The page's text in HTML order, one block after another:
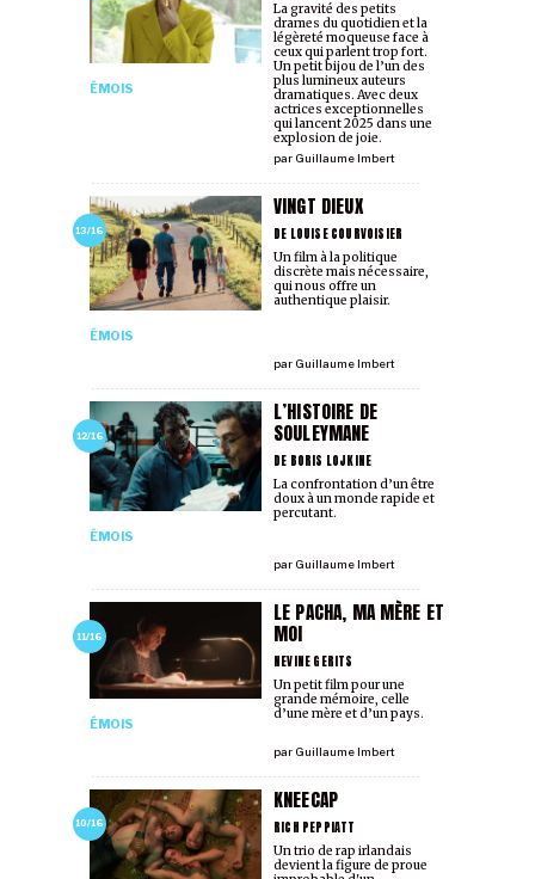
ÉMOIS
par Guillaume Imbert
La gravité des petits
drames du quotidien et la
légèreté moqueuse face à
ceux qui parlent trop fort.
Un petit bijou de l’un des
plus lumineux auteurs
dramatiques. Avec deux
actrices exceptionnelles
qui lancent 2025 dans une
explosion de joie.
13/16
VINGT DIEUX
DE LOUISE COURVOISIER
ÉMOIS
par Guillaume Imbert
Un film à la politique
discrète mais nécessaire,
qui nous offre un
authentique plaisir.
12/16
L’HISTOIRE DE
SOULEYMANE
DE BORIS LOJKINE
ÉMOIS
par Guillaume Imbert
La confrontation d’un être
doux à un monde rapide et
percutant.
11/16
LE PACHA, MA MÈRE ET
MOI
NEVINE GERITS
ÉMOIS
par Guillaume Imbert
Un petit film pour une
grande mémoire, celle
d’une mère et d’un pays.
10/16
KNEECAP
RICH PEPPIATT
Un trio de rap irlandais
devient la figure de proue